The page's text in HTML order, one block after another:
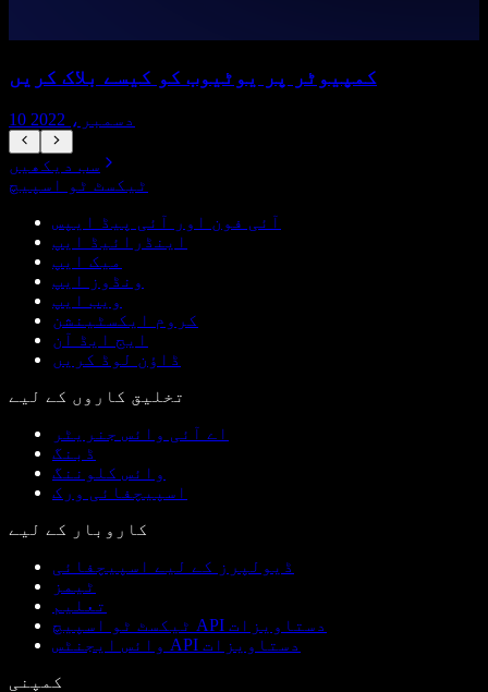
کمپیوٹر پر یوٹیوب کو کیسے بلاک کریں
10 دسمبر، 2022
سب دیکھیں
ٹیکسٹ ٹو اسپیچ
آئی فون اور آئی پیڈ ایپس
اینڈرائیڈ ایپ
میک ایپ
ونڈوز ایپ
ویب ایپ
کروم ایکسٹینشن
ایج ایڈ آن
ڈاؤن لوڈ کریں
تخلیق کاروں کے لیے
اے آئی وائس جنریٹر
ڈبنگ
وائس کلوننگ
اسپیچفائی ورک
کاروبار کے لیے
ڈیولپرز کے لیے اسپیچفائی
ٹیمز
تعلیم
ٹیکسٹ ٹو اسپیچ API دستاویزات
وائس ایجنٹس API دستاویزات
کمپنی